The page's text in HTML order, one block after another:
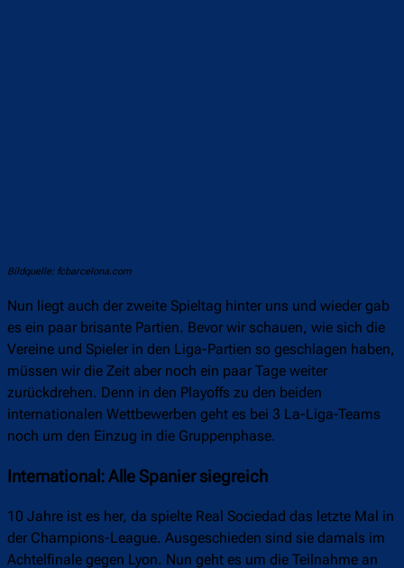
Bildquelle: fcbarcelona.com
Nun liegt auch der zweite Spieltag hinter uns und wieder gab
es ein paar brisante Partien. Bevor wir schauen, wie sich die
Vereine und Spieler in den Liga-Partien so geschlagen haben,
müssen wir die Zeit aber noch ein paar Tage weiter
zurückdrehen. Denn in den Playoffs zu den beiden
internationalen Wettbewerben geht es bei 3 La-Liga-Teams
noch um den Einzug in die Gruppenphase.
International: Alle Spanier siegreich
10 Jahre ist es her, da spielte Real Sociedad das letzte Mal in
der Champions-League. Ausgeschieden sind sie damals im
Achtelfinale gegen Lyon. Nun geht es um die Teilnahme an